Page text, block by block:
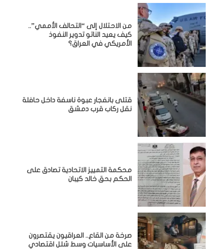
من الاحتلال إلى “التحالف الأممي”..
كيف يعيد الناتو تدوير النفوذ
الأمريكي في العراق؟
قتلى بانفجار عبوة ناسفة داخل حافلة
نقل ركاب قرب دمشق
محكمة التمييز الاتحادية تصادق على
الحكم بحق خالد كيبان
صرخة من القاع.. العراقيون يقتصرون
على الأساسيات وسط شلل اقتصادي